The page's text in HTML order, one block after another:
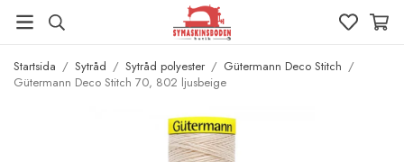
Startsida / Sytråd / Sytråd polyester / Gütermann Deco Stitch /
Gütermann Deco Stitch 70, 802 ljusbeige